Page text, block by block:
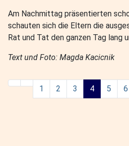
Am Nachmittag präsentierten
schauten sich die Eltern die
Rat und Tat den ganzen Tag
Text und Foto: Magda Kacicnik
1 2 3 4 5 6